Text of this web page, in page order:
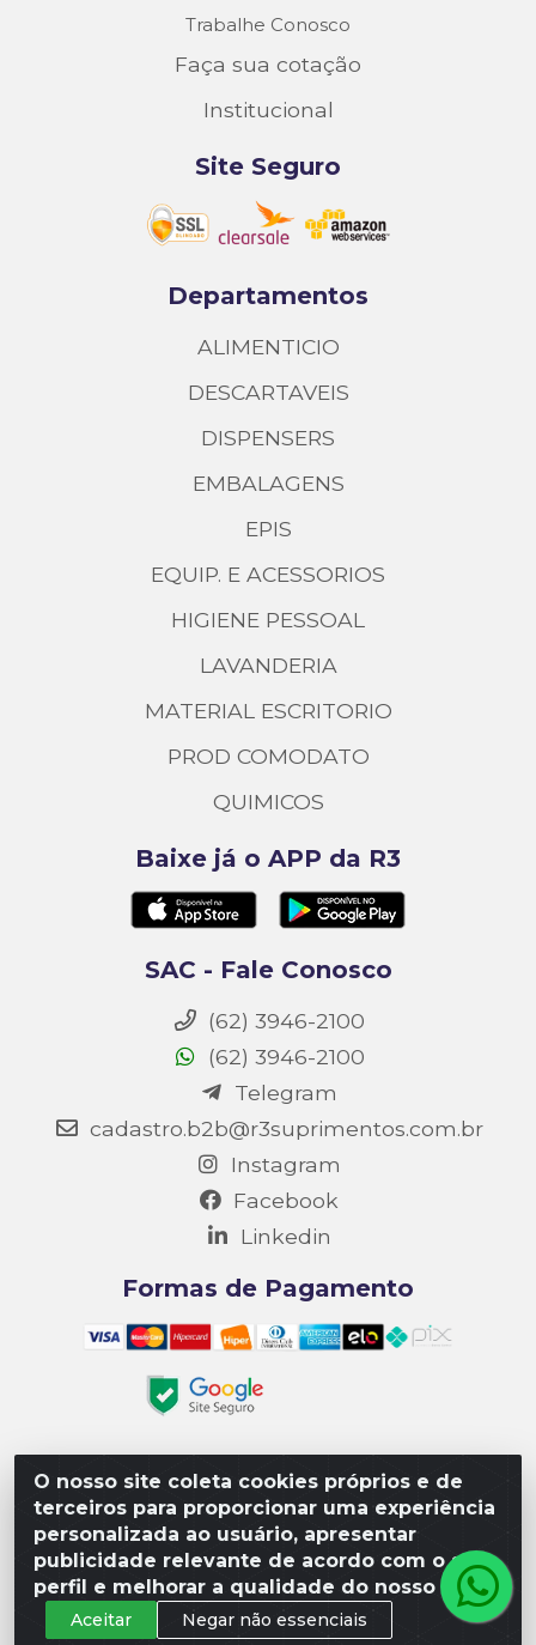
O nosso site coleta cookies próprios e de
terceiros para proporcionar uma experiência
personalizada ao usuário, apresentar
publicidade relevante de acordo com o seu
perfil e melhorar a qualidade do nosso site.
Aceitar Negar não essenciais
Trabalhe Conosco
Faça sua cotação
Institucional
Site Seguro
Departamentos
ALIMENTICIO
DESCARTAVEIS
DISPENSERS
EMBALAGENS
EPIS
EQUIP. E ACESSORIOS
HIGIENE PESSOAL
LAVANDERIA
MATERIAL ESCRITORIO
PROD COMODATO
QUIMICOS
Baixe já o APP da R3
SAC - Fale Conosco
(62) 3946-2100
(62) 3946-2100
Telegram
cadastro.b2b@r3suprimentos.com.br
Instagram
Facebook
Linkedin
Formas de Pagamento
Matriz R3 Suprimentos - Rua 14, Polo Empresarial Goiás
– Etapa III, Quadra: 15; Lote 04, Aparecida de
Goiânia/GO, CEP 74985-182. - CNPJ 10.641.901/0001-16